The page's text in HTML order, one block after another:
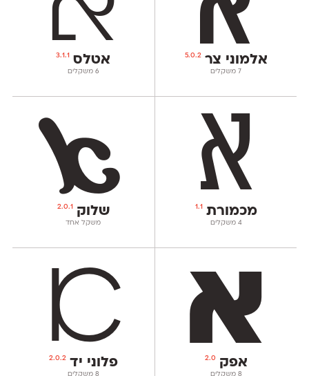
אלמוני צר5.0.2
‫7 משקלים
אטלס 3.1.1
‫6 משקלים
מכמורת1.1
‫4 משקלים
שלוק 2.0.1
משקל אחד
אפק 2.0
‫8 משקלים
פלוני יד2.0.2
‫8 משקלים